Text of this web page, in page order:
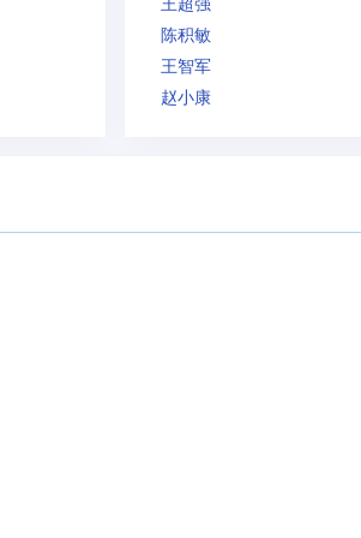
陈积敏
王智军
赵小康